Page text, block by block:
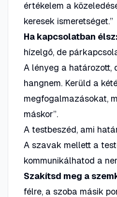
értékelem a
keresek ismeretséget.”
Ha kapcsolatban élsz:
hízelgő, de
A lényeg a határozott,
hangnem. Kerüld a
megfogalmazásokat,
máskor”.
A testbeszéd, ami
A szavak mellett a
kommunikálhatod a
Szakítsd meg a
félre, a szoba másik